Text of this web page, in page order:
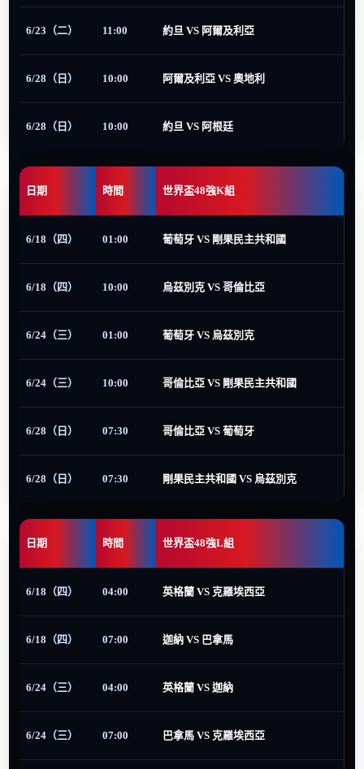
6/23（二） 11:00 約旦 VS 阿爾及利亞
6/28（日） 10:00 阿爾及利亞 VS 奧地利
6/28（日） 10:00 約旦 VS 阿根廷
日期 時間 世界盃48強K組
6/18（四） 01:00 葡萄牙 VS 剛果民主共和國
6/18（四） 10:00 烏茲別克 VS 哥倫比亞
6/24（三） 01:00 葡萄牙 VS 烏茲別克
6/24（三） 10:00 哥倫比亞 VS 剛果民主共和國
6/28（日） 07:30 哥倫比亞 VS 葡萄牙
6/28（日） 07:30 剛果民主共和國 VS 烏茲別克
日期 時間 世界盃48強L組
6/18（四） 04:00 英格蘭 VS 克羅埃西亞
6/18（四） 07:00 迦納 VS 巴拿馬
6/24（三） 04:00 英格蘭 VS 迦納
6/24（三） 07:00 巴拿馬 VS 克羅埃西亞